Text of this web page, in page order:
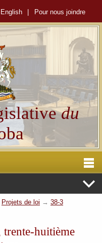
English Pour nous joindre
du
Projets de loi → 38-3
trente-huitième